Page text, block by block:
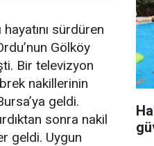
sürdüren
Gölköy
Bir televizyon
nakillerinin
geldi.
sonra nakil
geldi. Uygun